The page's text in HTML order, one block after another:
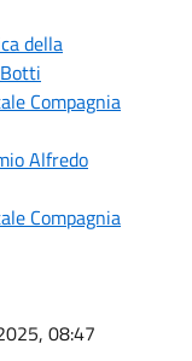
della
Compagnia
Alfredo
Compagnia
08:47